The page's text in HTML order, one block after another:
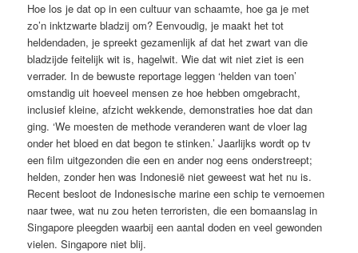
Hoe los je dat op in een cultuur van schaamte, hoe ga je met
zo’n inktzwarte bladzij om? Eenvoudig, je maakt het tot
heldendaden, je spreekt gezamenlijk af dat het zwart van die
bladzijde feitelijk wit is, hagelwit. Wie dat wit niet ziet is een
verrader. In de bewuste reportage leggen ‘helden van toen’
omstandig uit hoeveel mensen ze hoe hebben omgebracht,
inclusief kleine, afzicht wekkende, demonstraties hoe dat dan
ging. ‘We moesten de methode veranderen want de vloer lag
onder het bloed en dat begon te stinken.’ Jaarlijks wordt op tv
een film uitgezonden die een en ander nog eens onderstreept;
helden, zonder hen was Indonesië niet geweest wat het nu is.
Recent besloot de Indonesische marine een schip te vernoemen
naar twee, wat nu zou heten terroristen, die een bomaanslag in
Singapore pleegden waarbij een aantal doden en veel gewonden
vielen. Singapore niet blij.